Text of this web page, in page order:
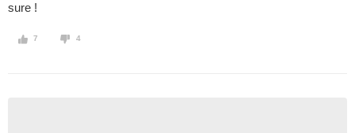
sure !
7 4